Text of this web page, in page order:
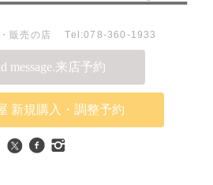
・販売の店 Tel:078-360-1933
message.来店予約
新規購入・調整予約